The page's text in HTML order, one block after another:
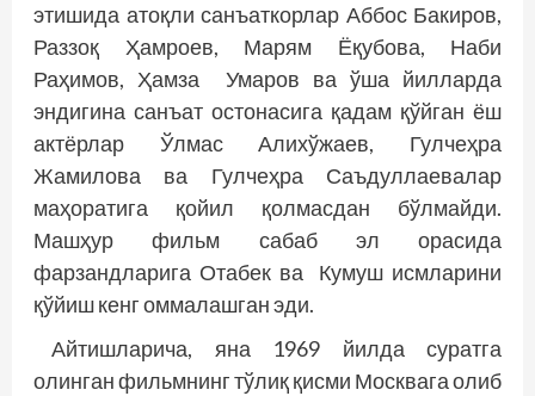
этишида атоқли санъаткорлар Аббос Бакиров,
Раззоқ Ҳамроев, Марям Ёқубова, Наби
Раҳимов, Ҳамза Умаров ва ўша йилларда
эндигина санъат остонасига қадам қўйган ёш
актёрлар Ўлмас Алихўжаев, Гулчеҳра
Жамилова ва Гулчеҳра Саъдуллаевалар
маҳоратига қойил қолмасдан бўлмайди.
Машҳур фильм сабаб эл орасида
фарзандларига Отабек ва Кумуш исмларини
қўйиш кенг оммалашган эди.
Айтишларича, яна 1969 йилда суратга
олинган фильмнинг тўлиқ қисми Москвага олиб